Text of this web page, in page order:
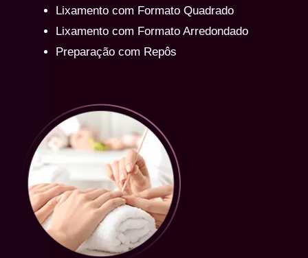
Lixamento com Formato Quadrado
Lixamento com Formato Arredondado
Preparação com Repôs